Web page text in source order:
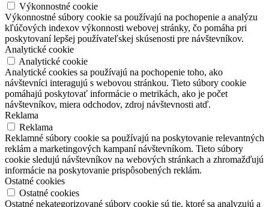
Výkonnostné cookie
Výkonnostné súbory cookie sa používajú na pochopenie a analýzu
kľúčových indexov výkonnosti webovej stránky, čo pomáha pri
poskytovaní lepšej používateľskej skúsenosti pre návštevníkov.
Analytické cookie
Analytické cookie
Analytické cookies sa používajú na pochopenie toho, ako
návštevníci interagujú s webovou stránkou. Tieto súbory cookie
pomáhajú poskytovať informácie o metrikách, ako je počet
návštevníkov, miera odchodov, zdroj návštevnosti atď.
Reklama
Reklama
Reklamné súbory cookie sa používajú na poskytovanie relevantných
reklám a marketingových kampaní návštevníkom. Tieto súbory
cookie sledujú návštevníkov na webových stránkach a zhromažďujú
informácie na poskytovanie prispôsobených reklám.
Ostatné cookies
Ostatné cookies
Ostatné nekategorizované súbory cookie sú tie, ktoré sa analyzujú a